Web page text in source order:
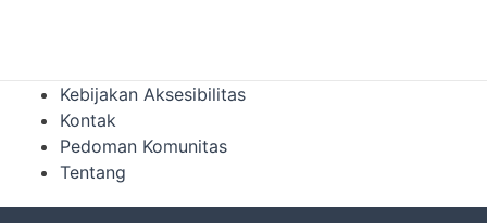
Kebijakan Aksesibilitas
Kontak
Pedoman Komunitas
Tentang